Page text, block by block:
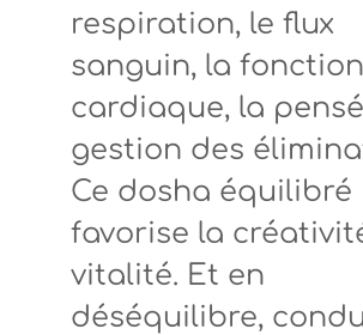
respiration, le flux
sanguin, la fonction
cardiaque, la
gestion des
Ce dosha équilibré
favorise la
vitalité. Et en
déséquilibre,